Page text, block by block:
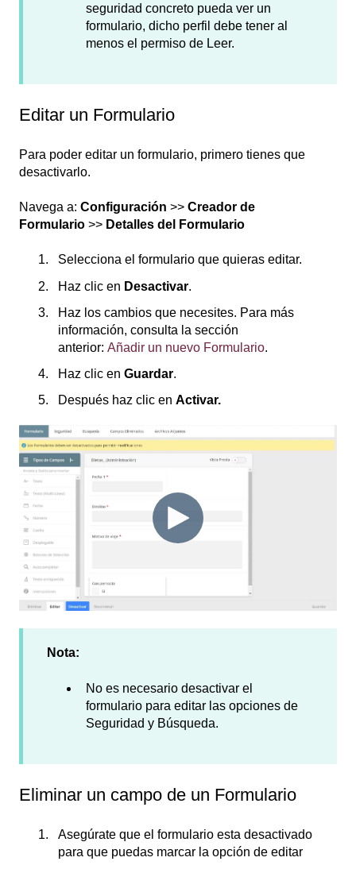
seguridad concreto pueda ver un
formulario, dicho perfil debe tener al
menos el permiso de Leer.
Editar un Formulario
Para poder editar un formulario, primero tienes que
desactivarlo.
Navega a: Configuración >> Creador de
Formulario >> Detalles del Formulario
Selecciona el formulario que quieras editar.
Haz clic en Desactivar.
Haz los cambios que necesites. Para más
información, consulta la sección
anterior: Añadir un nuevo Formulario.
Haz clic en Guardar.
Después haz clic en Activar.
Nota:
No es necesario desactivar el
formulario para editar las opciones de
Seguridad y Búsqueda.
Eliminar un campo de un Formulario
Asegúrate que el formulario esta desactivado
para que puedas marcar la opción de editar